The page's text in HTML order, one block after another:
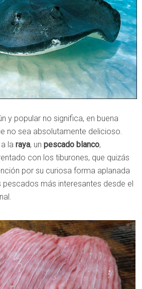
y popular no significa, en buena
no sea absolutamente delicioso.
la raya, un pescado blanco,
con los tiburones, que quizás
por su curiosa forma aplanada
pescados más interesantes desde el